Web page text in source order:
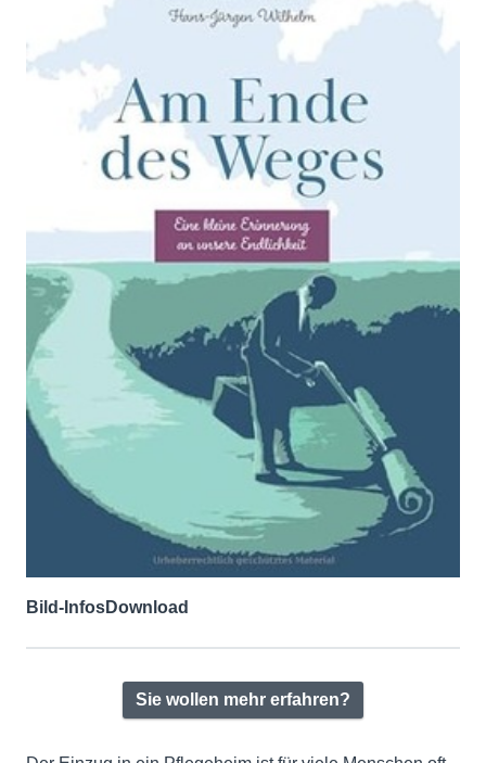
Bild-InfosDownload
Sie wollen mehr erfahren?